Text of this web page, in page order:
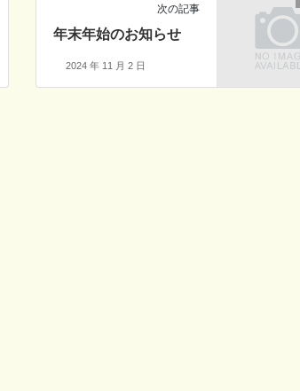
次の記事
年末年始のお知らせ
2024 年 11 月 2 日